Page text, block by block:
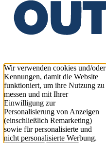
Wir verwenden cookies und/oder
Kennungen, damit die Website
funktioniert, um ihre Nutzung zu
messen und mit Ihrer
Einwilligung zur
Personalisierung von Anzeigen
(einschließlich Remarketing)
sowie für personalisierte und
nicht personalisierte Werbung.